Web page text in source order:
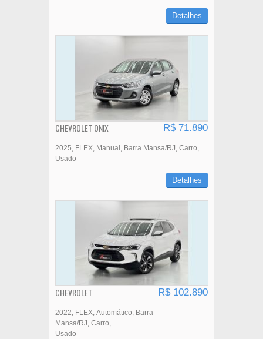
Detalhes
CHEVROLET ONIX R$ 71.890
2025 FLEX Manual Barra Mansa/RJ Carro
Usado
Detalhes
CHEVROLET R$ 102.890
2022 FLEX Automático
Barra
Mansa/RJ Carro
Usado